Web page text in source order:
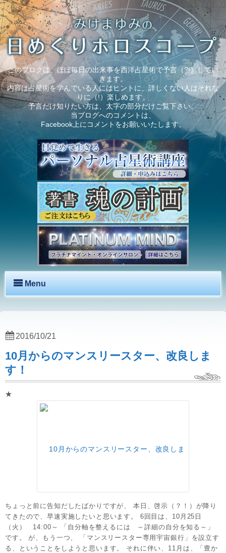
このブログは、ほぼ毎日の出来事を西洋占星術で予言（?!）してい
きます。
内容は占星術を学んでいる人にはヒントに、詳しくない人はそれな
りに（!）楽しめます。
予言だけ知りたい方は、太字の部分だけご覧下さい。
当ブログへのコメントは、
Facebook上にコメントをお願いいたします。
Menu
10月からのマンスリースター、改良しま
す！
★
ちょっと前に告知だしたばかりですが、 本日、啓示（？！）が降り
てきたので、早速実施したいと思います。 6回目は、10月25日
（火） 14:00～ 「自分軸を整えるには ～詳細の自分を知る～」
です。 が、もう一つ、 「マンスリースター専用宇宙銀行」を設立す
る、ということをしようと思います。 それに伴い、11月は、「豊か
2016/10/21